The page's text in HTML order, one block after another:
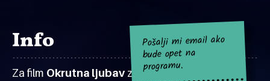
Info
Za film Okrutna ljubav za sad nema najavljenih
Pošalji mi email ako
bude opet na
programu.